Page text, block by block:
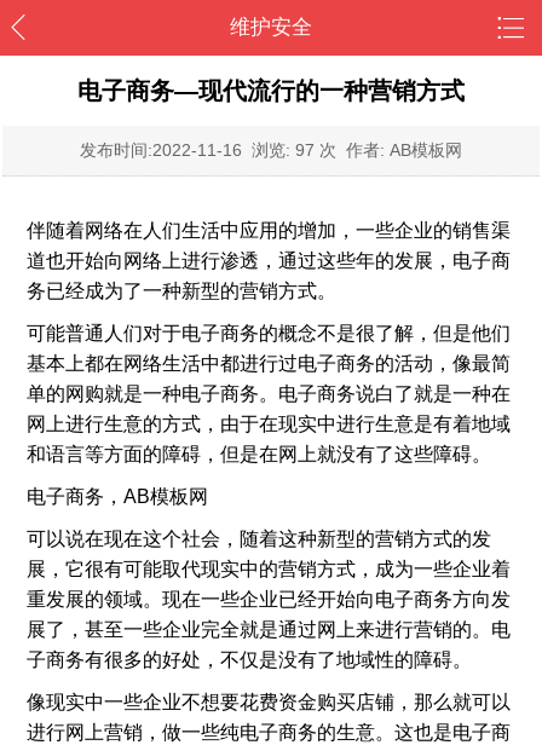
维护安全
电子商务—现代流行的一种营销方式
发布时间:2022-11-16 浏览: 97 次 作者: AB模板网
伴随着网络在人们生活中应用的增加，一些企业的销售渠
道也开始向网络上进行渗透，通过这些年的发展，电子商
务已经成为了一种新型的营销方式。
可能普通人们对于电子商务的概念不是很了解，但是他们
基本上都在网络生活中都进行过电子商务的活动，像最简
单的网购就是一种电子商务。电子商务说白了就是一种在
网上进行生意的方式，由于在现实中进行生意是有着地域
和语言等方面的障碍，但是在网上就没有了这些障碍。
电子商务，AB模板网
可以说在现在这个社会，随着这种新型的营销方式的发
展，它很有可能取代现实中的营销方式，成为一些企业着
重发展的领域。现在一些企业已经开始向电子商务方向发
展了，甚至一些企业完全就是通过网上来进行营销的。电
子商务有很多的好处，不仅是没有了地域性的障碍。
像现实中一些企业不想要花费资金购买店铺，那么就可以
进行网上营销，做一些纯电子商务的生意。这也是电子商